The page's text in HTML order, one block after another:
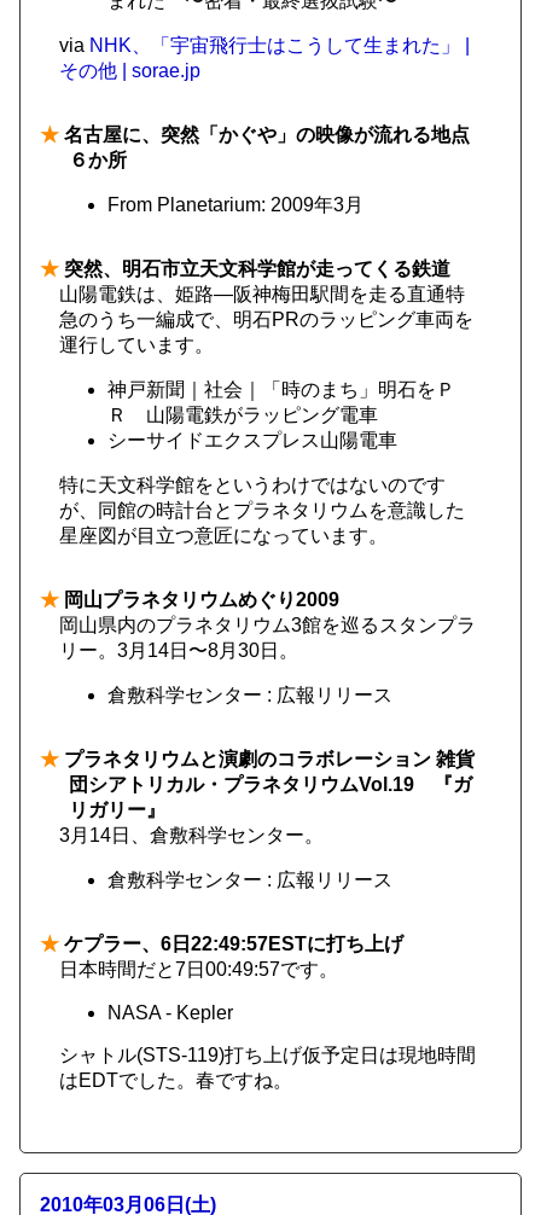
via NHK、「宇宙飛行士はこうして生まれた」 |
その他 | sorae.jp
★ 名古屋に、突然「かぐや」の映像が流れる地点
６か所
From Planetarium: 2009年3月
★ 突然、明石市立天文科学館が走ってくる鉄道
山陽電鉄は、姫路―阪神梅田駅間を走る直通特
急のうち一編成で、明石PRのラッピング車両を
運行しています。
神戸新聞｜社会｜「時のまち」明石をＰ
Ｒ 山陽電鉄がラッピング電車
シーサイドエクスプレス山陽電車
特に天文科学館をというわけではないのです
が、同館の時計台とプラネタリウムを意識した
星座図が目立つ意匠になっています。
★ 岡山プラネタリウムめぐり2009
岡山県内のプラネタリウム3館を巡るスタンプラ
リー。3月14日〜8月30日。
倉敷科学センター : 広報リリース
★ プラネタリウムと演劇のコラボレーション 雑貨
団シアトリカル・プラネタリウムVol.19 『ガ
リガリー』
3月14日、倉敷科学センター。
倉敷科学センター : 広報リリース
★ ケプラー、6日22:49:57ESTに打ち上げ
日本時間だと7日00:49:57です。
NASA - Kepler
シャトル(STS-119)打ち上げ仮予定日は現地時間
はEDTでした。春ですね。
2010年03月06日(土)